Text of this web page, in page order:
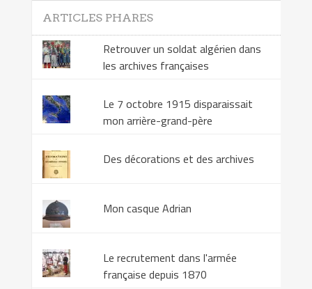
ARTICLES PHARES
Retrouver un soldat algérien dans
les archives françaises
Le 7 octobre 1915 disparaissait
mon arrière-grand-père
Des décorations et des archives
Mon casque Adrian
Le recrutement dans l'armée
française depuis 1870